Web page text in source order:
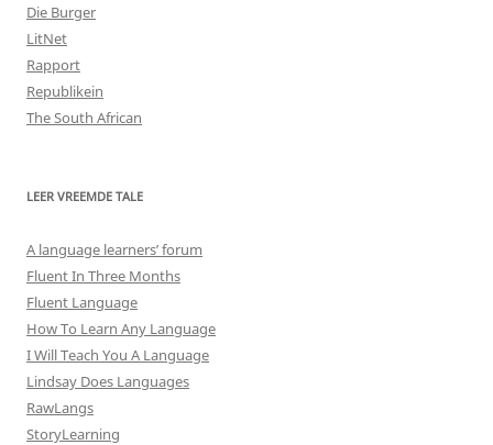
Die Burger
LitNet
Rapport
Republikein
The South African
LEER VREEMDE TALE
A language learners’ forum
Fluent In Three Months
Fluent Language
How To Learn Any Language
I Will Teach You A Language
Lindsay Does Languages
RawLangs
StoryLearning